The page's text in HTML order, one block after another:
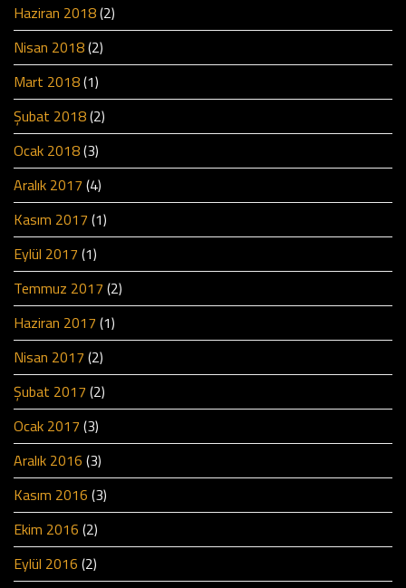
Haziran 2018(2)
Nisan 2018(2)
Mart 2018(1)
Şubat 2018(2)
Ocak 2018(3)
Aralık 2017 (4)
Kasım 2017 (1)
Eylül 2017 (1)
Temmuz 2017 (2)
Haziran 2017 (1)
Nisan 2017 (2)
Şubat 2017 (2)
Ocak 2017 (3)
Aralık 2016 (3)
Kasım 2016 (3)
Ekim 2016 (2)
Eylül 2016 (2)